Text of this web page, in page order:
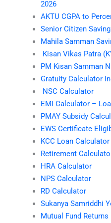
2026
AKTU CGPA to
Senior Citizen
Mahila Samman
Kisan Vikas Patra
PM Kisan Samman
Gratuity Calculator
NSC Calculator
EMI Calculator –
PMAY Subsidy
EWS Certificate
KCC Loan Calculator
Retirement
HRA Calculator
NPS Calculator
RD Calculator
Sukanya Samriddhi
Mutual Fund